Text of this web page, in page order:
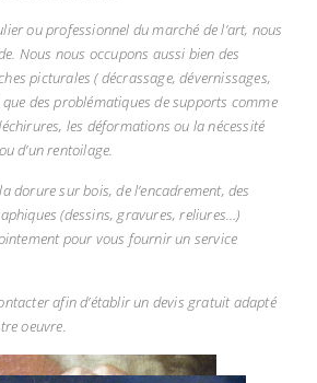
ou professionnel du marché de l’art, nous
Nous nous occupons aussi bien des
picturales ( décrassage, dévernissages,
des problématiques de supports comme
les déformations ou la nécessité
d’un rentoilage.
dorure sur bois, de l’encadrement, des
(dessins, gravures, reliures…)
pour vous fournir un service
afin d’établir un devis gratuit adapté
oeuvre.